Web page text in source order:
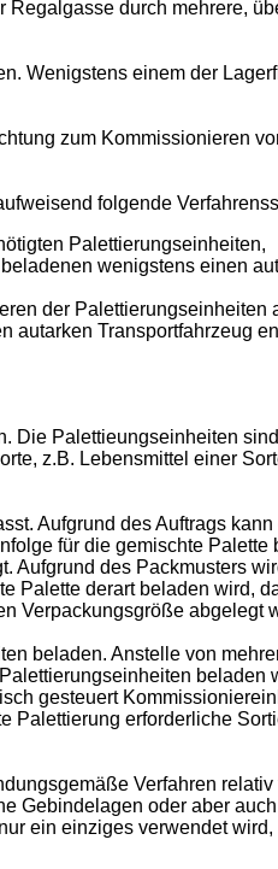
durch mehrere,
Wenigstens einem der
zum Kommissionieren
folgende
Palettierungseinheiten,
wenigstens einen
der Palettierungseinheiten
autarken Transportfahrzeug
Die Palettieungseinheiten
z.B. Lebensmittel einer
Aufgrund des Auftrags
für die gemischte Palette
Aufgrund des Packmusters
Palette derart beladen wird,
Verpackungsgröße abgelegt
beladen. Anstelle von
beladen
gesteuert
Palettierung erforderliche
Verfahren
Gebindelagen oder aber
ein einziges verwendet